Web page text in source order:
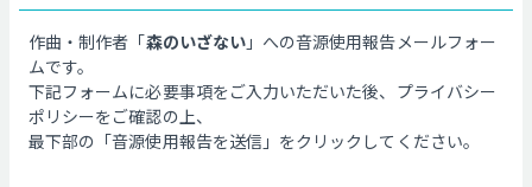
作曲・制作者「森のいざない」への音源使用報告メールフォー
ムです。
下記フォームに必要事項をご入力いただいた後、プライバシー
ポリシーをご確認の上、
最下部の「音源使用報告を送信」をクリックしてください。